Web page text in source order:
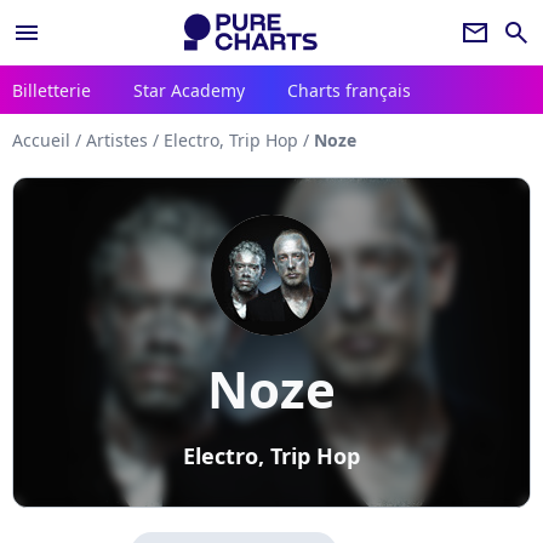
menu newsletter search
Billetterie Star Academy Charts français
Accueil / Artistes / Electro, Trip Hop / Noze
Noze
Electro, Trip Hop